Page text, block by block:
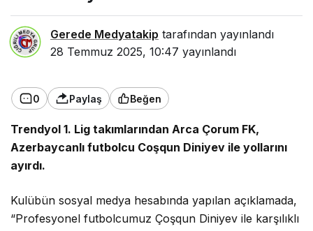
Gerede Medyatakip tarafından yayınlandı
28 Temmuz 2025, 10:47 yayınlandı
0 Paylaş Beğen
Trendyol 1. Lig takımlarından Arca Çorum FK,
Azerbaycanlı futbolcu Coşqun Diniyev ile yollarını
ayırdı.
Kulübün sosyal medya hesabında yapılan açıklamada,
“Profesyonel futbolcumuz Çoşqun Diniyev ile karşılıklı